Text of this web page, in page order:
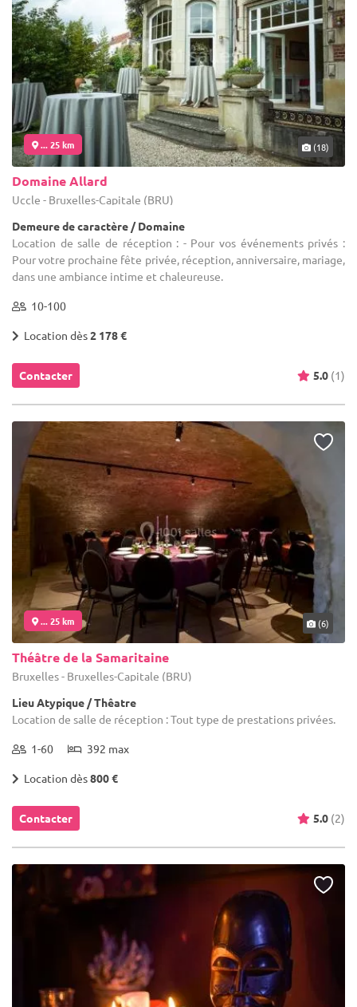
... 25 km (18)
Domaine Allard
Uccle - Bruxelles-Capitale (BRU)
Demeure de caractère / Domaine
Location de salle de réception : - Pour vos événements privés :
Pour votre prochaine fête privée, réception, anniversaire, mariage,
dans une ambiance intime et chaleureuse.
10-100
Location dès2 178 €
Contacter 5.0 (1)
... 25 km (6)
Théâtre de la Samaritaine
Bruxelles - Bruxelles-Capitale (BRU)
Lieu Atypique / Thêatre
Location de salle de réception : Tout type de prestations privées.
1-60 392 max
Location dès800 €
Contacter 5.0 (2)